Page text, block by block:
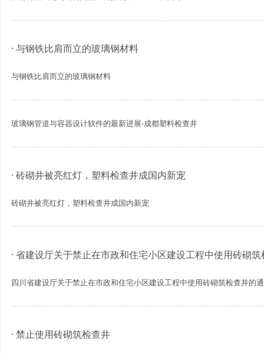
在安装绵阳玻璃钢化粪池时可能遇到这些难题
使用成都玻璃钢化粪池的七大好处你都记住了吗？
· 与钢铁比肩而立的玻璃钢材料
与钢铁比肩而立的玻璃钢材料
玻璃钢管道与容器设计软件的最新进展-成都塑料检查井
· 砖砌井被亮红灯，塑料检查井成国内新宠
砖砌井被亮红灯，塑料检查井成国内新宠
· 省建设厅关于禁止在市政和住宅小区建设工程中使用砖砌
四川省建设厅关于禁止在市政和住宅小区建设工程中使用砖砌筑检查井的
· 禁止使用砖砌筑检查井